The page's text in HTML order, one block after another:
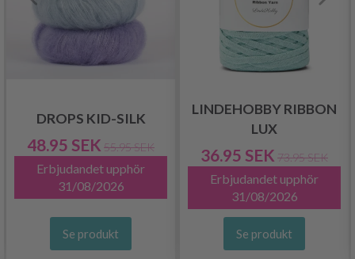
DROPS KID-SILK
48.95 SEK 55.95 SEK
Erbjudandet upphör
31/08/2026
Se produkt
LINDEHOBBY RIBBON
LUX
36.95 SEK 73.95 SEK
Erbjudandet upphör
31/08/2026
Se produkt